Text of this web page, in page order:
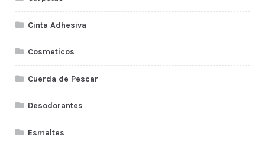
Cinta Adhesiva
Cosmeticos
Cuerda de Pescar
Desodorantes
Esmaltes